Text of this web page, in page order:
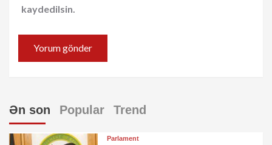
kaydedilsin.
Ən son Popular Trend
Parlament